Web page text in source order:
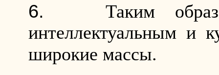
Таким
интеллектуальным и
широкие массы.